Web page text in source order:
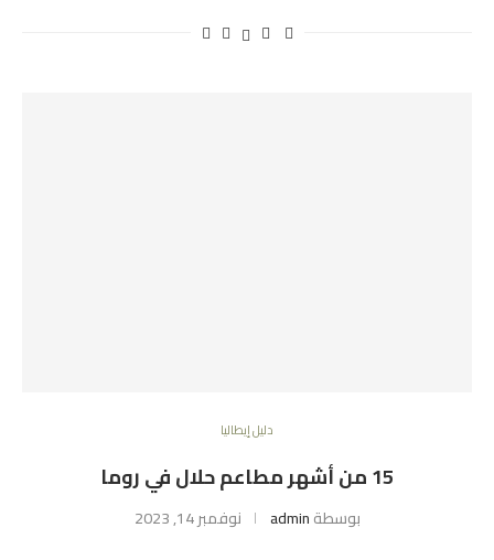
دليل إيطاليا
15 من أشهر مطاعم حلال في روما
بوسطةadmin نوفمبر 14, 2023